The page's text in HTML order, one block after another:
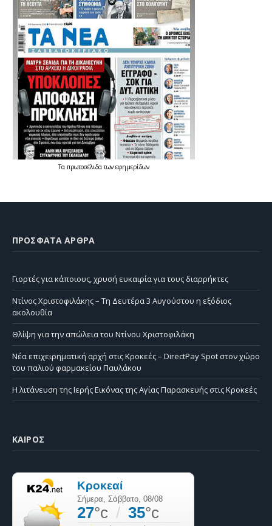
Τα πρωτοσέλιδατων εφημερίδων
ΠΡΌΣΦΑΤΑ ΆΡΘΡΑ
Γιορτές για κάποιους, χρυσή ευκαιρία για τους διαρρήκτες
Ντίνος Χριστοφιλάκης – Τη Δευτέρα 3 Αυγούστου η εξόδιος
ακολουθία
Θλίψη για την απώλεια του Ντίνου Χριστοφιλάκη
Νέα επιχειρηματική αρχή στις Κροκεές – DirectPay Spot στον χώρο
του παλιού φαρμακείου Παυλάκου
Η λιτάνευση της Ιερής Εικόνας της Αγίας Παρασκευής στις Κροκεές
ΚΑΙΡΌΣ